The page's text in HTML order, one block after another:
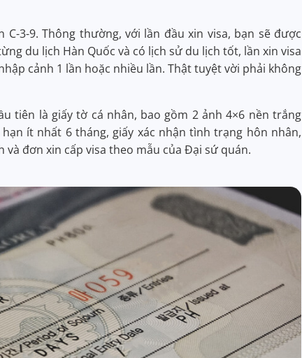
3-9. Thông thường, với lần đầu xin visa, bạn sẽ được
du lịch Hàn Quốc và có lịch sử du lịch tốt, lần xin visa
cảnh 1 lần hoặc nhiều lần. Thật tuyệt vời phải không
tiên là giấy tờ cá nhân, bao gồm 2 ảnh 4×6 nền trắng
ít nhất 6 tháng, giấy xác nhận tình trạng hôn nhân,
và đơn xin cấp visa theo mẫu của Đại sứ quán.